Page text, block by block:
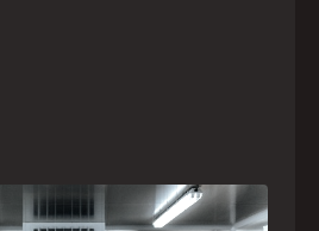
Pharma é uma das 13